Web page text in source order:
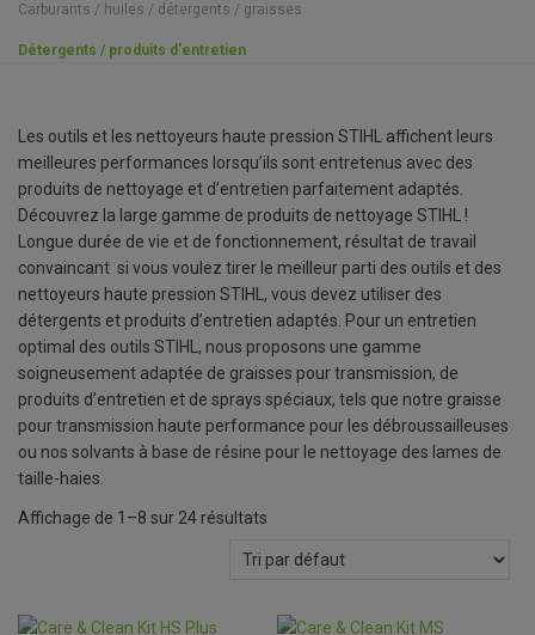
Carburants / huiles / détergents / graisses
Détergents / produits d'entretien
Les outils et les nettoyeurs haute pression STIHL affichent leurs
meilleures performances lorsqu’ils sont entretenus avec des
produits de nettoyage et d’entretien parfaitement adaptés.
Découvrez la large gamme de produits de nettoyage STIHL !
Longue durée de vie et de fonctionnement, résultat de travail
convaincant si vous voulez tirer le meilleur parti des outils et des
nettoyeurs haute pression STIHL, vous devez utiliser des
détergents et produits d’entretien adaptés. Pour un entretien
optimal des outils STIHL, nous proposons une gamme
soigneusement adaptée de graisses pour transmission, de
produits d’entretien et de sprays spéciaux, tels que notre graisse
pour transmission haute performance pour les débroussailleuses
ou nos solvants à base de résine pour le nettoyage des lames de
taille-haies.
Affichage de 1–8 sur 24 résultats